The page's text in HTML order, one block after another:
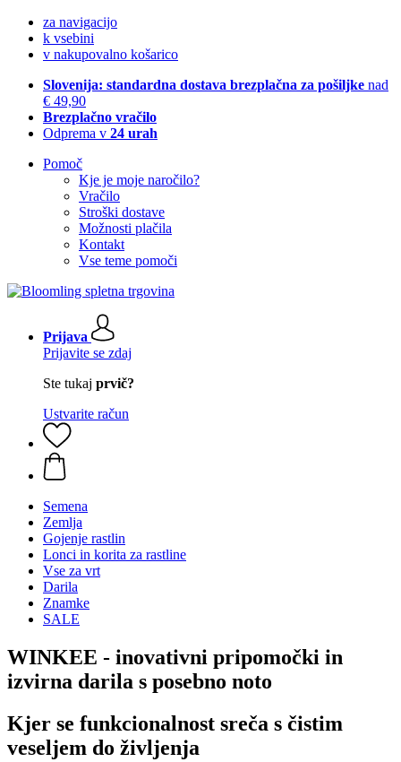
za navigacijo
k vsebini
v nakupovalno košarico
Slovenija: standardna dostava brezplačna za pošiljke nad
€ 49,90
Brezplačno vračilo
Odprema v 24 urah
Pomoč
Kje je moje naročilo?
Vračilo
Stroški dostave
Možnosti plačila
Kontakt
Vse teme pomoči
Prijava
Prijavite se zdaj
Ste tukaj prvič?
Ustvarite račun
Semena
Zemlja
Gojenje rastlin
Lonci in korita za rastline
Vse za vrt
Darila
Znamke
SALE
WINKEE - inovativni pripomočki in
izvirna darila s posebno noto
Kjer se funkcionalnost sreča s čistim
veseljem do življenja